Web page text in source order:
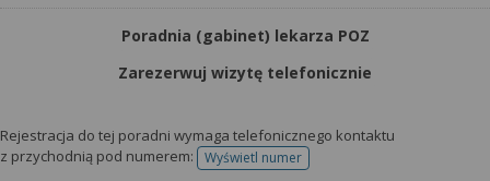
Poradnia (gabinet) lekarza POZ
Zarezerwuj wizytę telefonicznie
Rejestracja do tej poradni wymaga telefonicznego kontaktu
z przychodnią pod numerem:
Wyświetl numertelefonu do rejestracji